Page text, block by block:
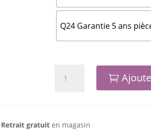
Q24 Garantie 5 ans
à
BERNINA
Retrait gratuiten magasin